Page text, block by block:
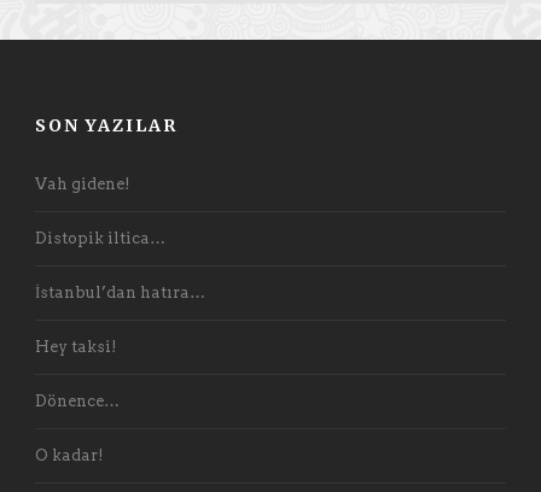
SON YAZILAR
Vah gidene!
Distopik iltica…
İstanbul’dan hatıra…
Hey taksi!
Dönence…
O kadar!